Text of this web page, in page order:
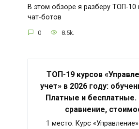
В этом обзоре я разберу ТОП-10
чат-ботов
0 8.5k.
ТОП-19 курсов
учет» в 2026 году:
Платные и бесплатные.
сравнение,
1 место. Курс